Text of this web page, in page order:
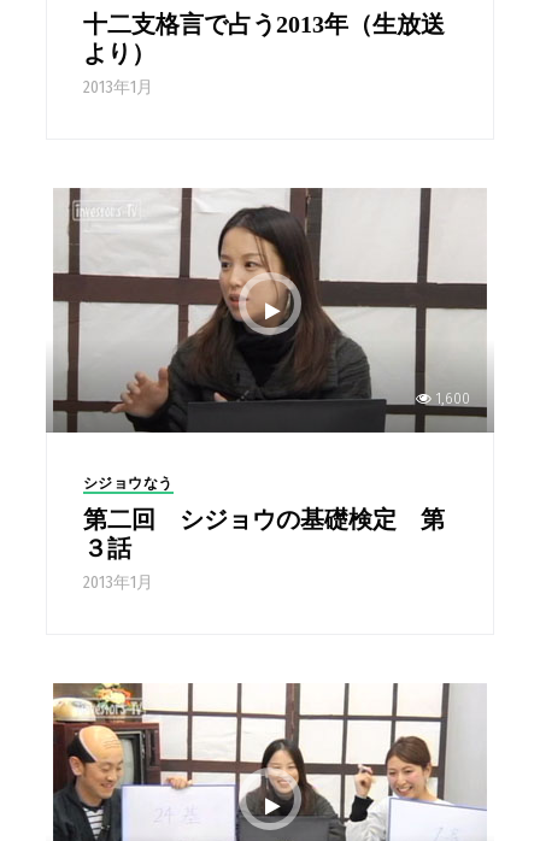
十二支格言で占う2013年（生放送
より）
2013年1月
1,600
シジョウなう
第二回 シジョウの基礎検定 第
３話
2013年1月